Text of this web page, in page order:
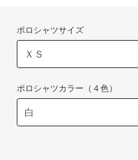
ポロシャツサイズ
ポロシャツカラー（４色）